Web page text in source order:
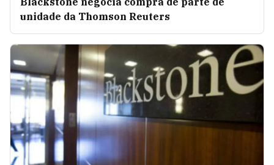
unidade da Thomson Reuters